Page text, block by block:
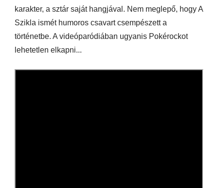
karakter, a sztár saját hangjával. Nem meglepő, hogy A
Szikla ismét humoros csavart csempészett a
történetbe. A videóparódiában ugyanis Pokérockot
lehetetlen elkapni...